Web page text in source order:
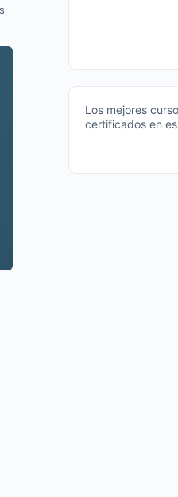
Los mejores
certificados en